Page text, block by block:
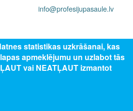
info@profesijupasaule.lv
aģentūra, publicētā satura visas
statistikas uzkrāšanai, kas
apmeklējumu un uzlabot tās
vai NEATĻAUT izmantot